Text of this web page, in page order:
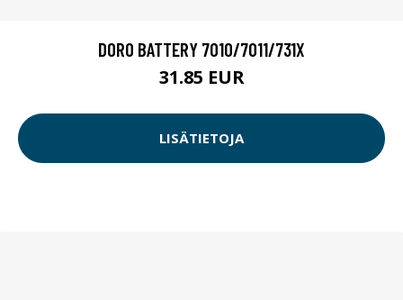
DORO BATTERY 7010/7011/731X
31.85 EUR
LISÄTIETOJA